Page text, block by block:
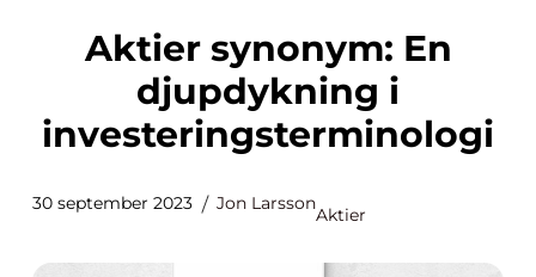
Aktier synonym: En
djupdykning i
investeringsterminologi
30 september 2023 Jon Larsson
Aktier